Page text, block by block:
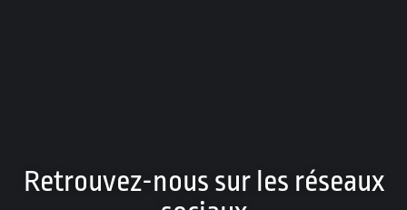
Retrouvez-nous sur les réseaux